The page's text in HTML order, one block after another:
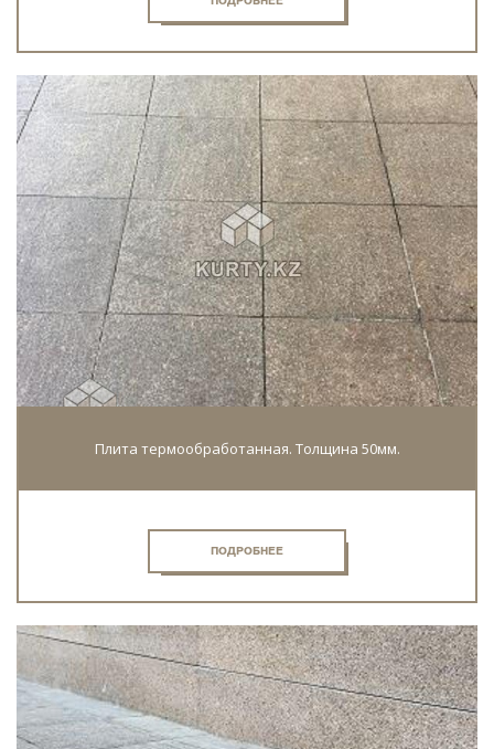
Плита термообработанная. Толщина 50мм.
ПОДРОБНЕЕ